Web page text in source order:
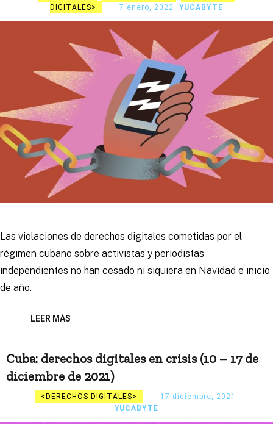
DIGITALES
7 enero, 2022 YUCABYTE
Las violaciones de derechos digitales cometidas por el
régimen cubano sobre activistas y periodistas
independientes no han cesado ni siquiera en Navidad e inicio
de año.
LEER MÁS
Cuba: derechos digitales en crisis (10 – 17 de
diciembre de 2021)
DERECHOS DIGITALES
17 diciembre, 2021
YUCABYTE